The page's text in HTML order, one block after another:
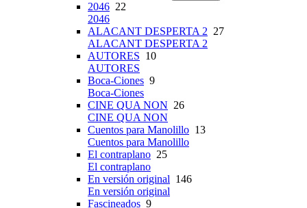
2046 22
2046
ALACANT DESPERTA 2 27
ALACANT DESPERTA 2
AUTORES 10
AUTORES
Boca-Ciones 9
Boca-Ciones
CINE QUA NON 26
CINE QUA NON
Cuentos para Manolillo 13
Cuentos para Manolillo
El contraplano 25
El contraplano
En versión original 146
En versión original
Fascineados 9